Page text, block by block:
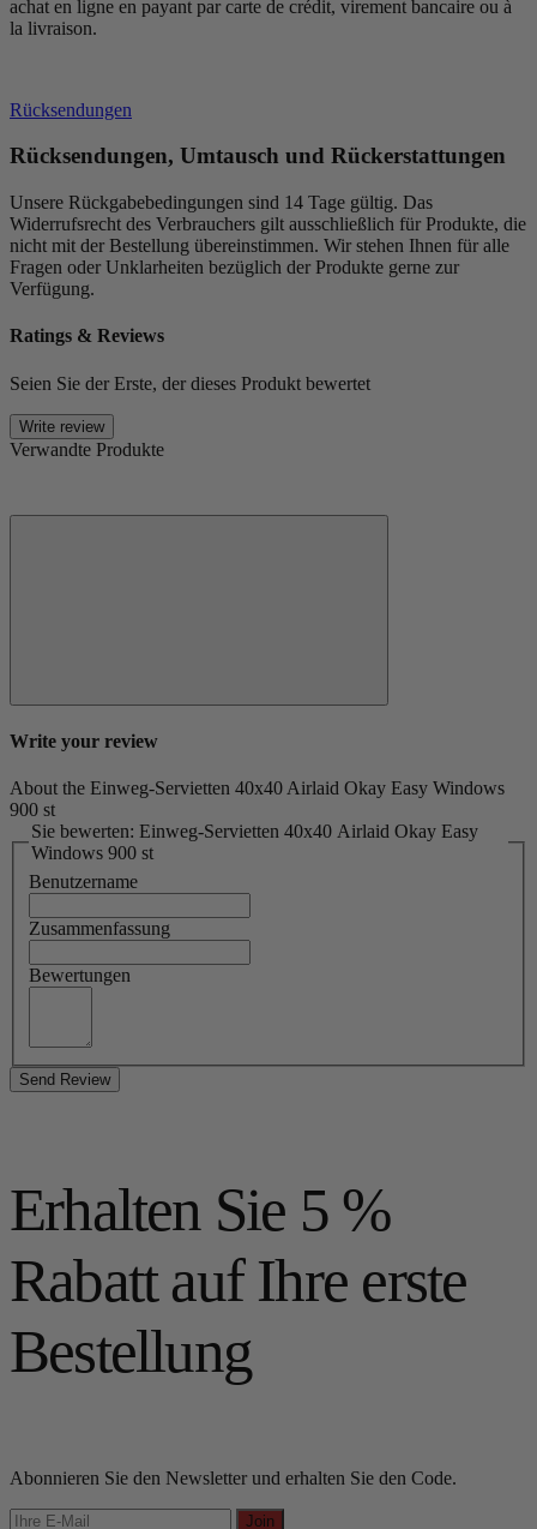
achat en ligne en payant par carte de crédit, virement bancaire ou à
la livraison.
Rücksendungen
Rücksendungen, Umtausch und Rückerstattungen
Unsere Rückgabebedingungen sind 14 Tage gültig. Das
Widerrufsrecht des Verbrauchers gilt ausschließlich für Produkte, die
nicht mit der Bestellung übereinstimmen. Wir stehen Ihnen für alle
Fragen oder Unklarheiten bezüglich der Produkte gerne zur
Verfügung.
Ratings & Reviews
Seien Sie der Erste, der dieses Produkt bewertet
Write review
Verwandte Produkte
Write your review
About the Einweg-Servietten 40x40 Airlaid Okay Easy Windows
900 st
Sie bewerten: Einweg-Servietten 40x40 Airlaid Okay Easy
Windows 900 st
Benutzername
Zusammenfassung
Bewertungen
Send Review
Erhalten Sie 5 %
Rabatt auf Ihre erste
Bestellung
Abonnieren Sie den Newsletter und erhalten Sie den Code.
Join